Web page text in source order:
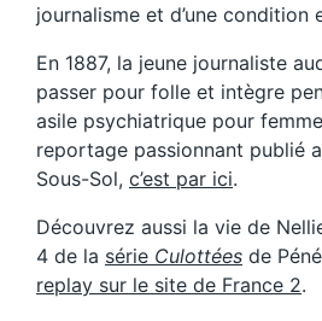
journalisme et d’une condition
En 1887, la jeune journaliste
passer pour folle et intègre
asile psychiatrique pour
reportage passionnant publié
Sous-Sol, c’est par ici.
Découvrez aussi la vie de
4 de la série Culottées de
replay sur le site de France 2.